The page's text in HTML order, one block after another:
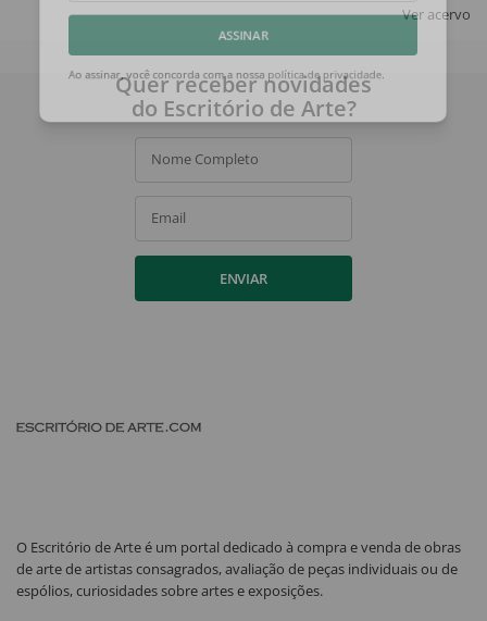
Ver acervo
ASSINAR
Ao assinar, você concorda com a nossa política de privacidade
Quer receber novidades
do Escritório de Arte?
Nome Completo
Email
ENVIAR
O Escritório de Arte é um portal dedicado à compra e venda de obras
de arte de artistas consagrados, avaliação de peças individuais ou de
espólios, curiosidades sobre artes e exposições.